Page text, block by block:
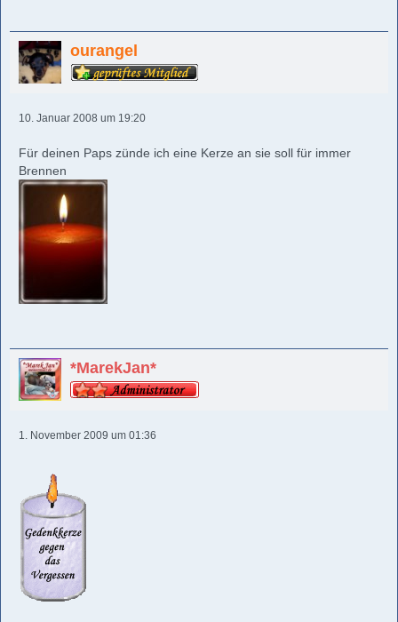
ourangel
10. Januar 2008 um 19:20
Für deinen Paps zünde ich eine Kerze an sie soll für immer
Brennen
*MarekJan*
1. November 2009 um 01:36